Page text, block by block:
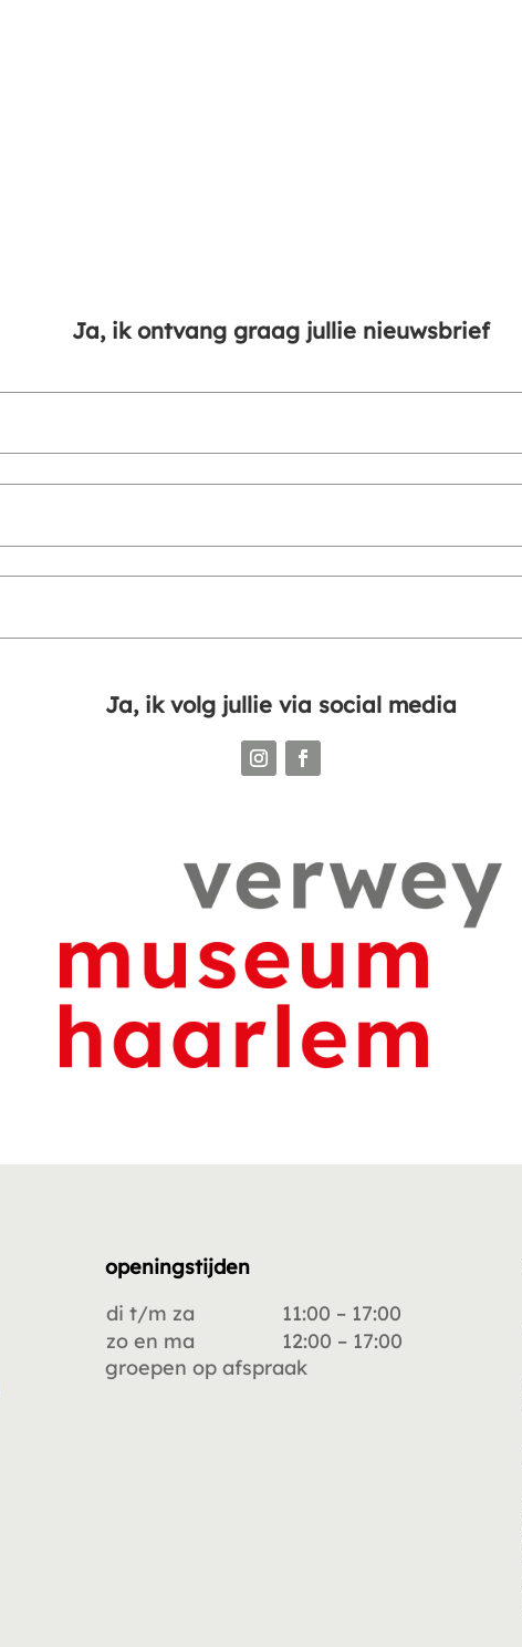
Ja, ik ontvang graag jullie nieuwsbrief
Ja, ik volg jullie via social media
openingstijden
di t/m za
11:00 – 17:00
zo en ma
12:00 – 17:00
groepen op afspraak